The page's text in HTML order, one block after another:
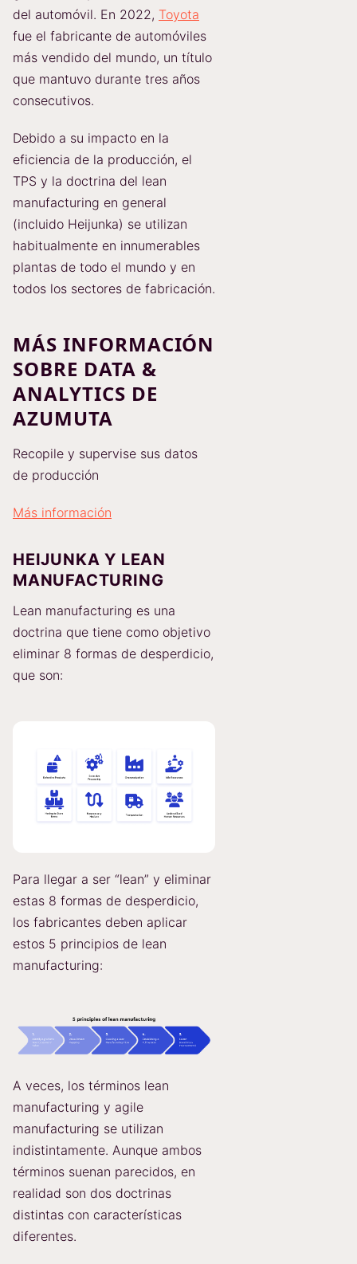
del automóvil. En 2022, Toyota
fue el fabricante de automóviles
más vendido del mundo, un título
que mantuvo durante tres años
consecutivos.
Debido a su impacto en la
eficiencia de la producción, el
TPS y la doctrina del lean
manufacturing en general
(incluido Heijunka) se utilizan
habitualmente en innumerables
plantas de todo el mundo y en
todos los sectores de fabricación.
MÁS INFORMACIÓN
SOBRE DATA &
ANALYTICS DE
AZUMUTA
Recopile y supervise sus datos
de producción
Más información
HEIJUNKA Y LEAN
MANUFACTURING
Lean manufacturing es una
doctrina que tiene como objetivo
eliminar 8 formas de desperdicio,
que son:
Para llegar a ser “lean” y eliminar
estas 8 formas de desperdicio,
los fabricantes deben aplicar
estos 5 principios de lean
manufacturing:
A veces, los términos lean
manufacturing y agile
manufacturing se utilizan
indistintamente. Aunque ambos
términos suenan parecidos, en
realidad son dos doctrinas
distintas con características
diferentes.